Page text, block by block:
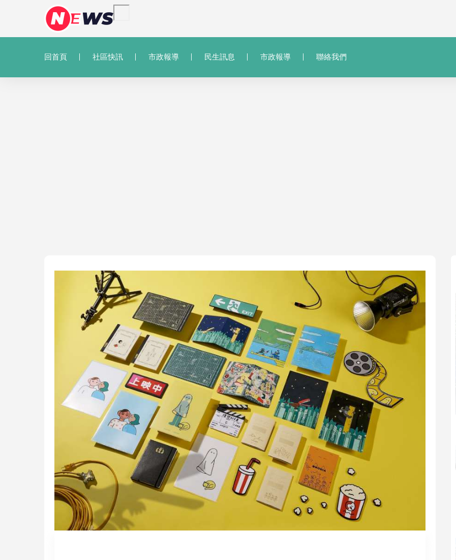
回首頁 社區快訊 市政報導 民生訊息 市政報導 聯絡我們